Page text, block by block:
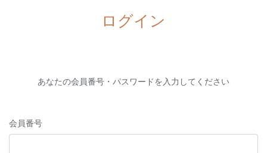
ログイン
あなたの会員番号・パスワードを入力してください
会員番号